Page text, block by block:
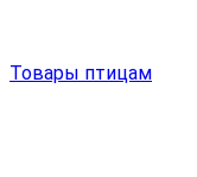
Товары птицам